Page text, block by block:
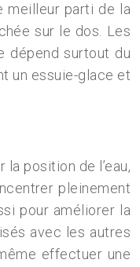
meilleur parti de la
sur le dos. Les
dépend surtout du
un essuie-glace et
position de l’eau,
pleinement
pour améliorer la
avec les autres
effectuer une